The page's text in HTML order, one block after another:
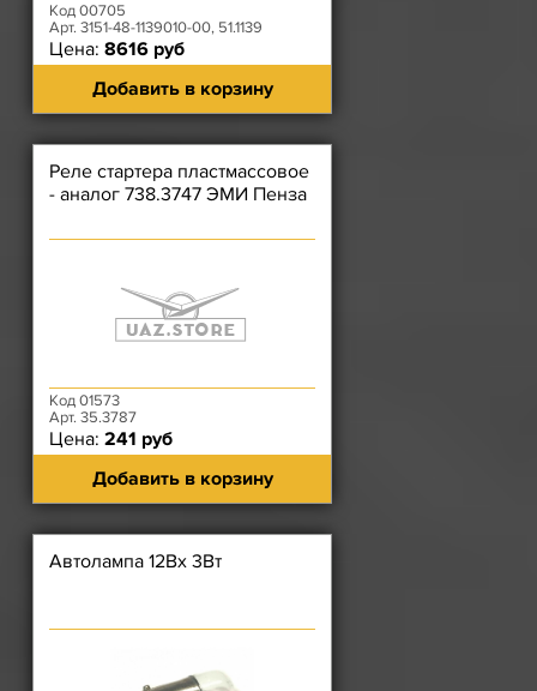
Код 00705
Арт. 3151-48-1139010-00, 51.1139
Цена: 8616 руб
Добавить в корзину
Реле стартера пластмассовое
- аналог 738.3747 ЭМИ Пенза
Код 01573
Арт. 35.3787
Цена: 241 руб
Добавить в корзину
Автолампа 12Вх 3Вт